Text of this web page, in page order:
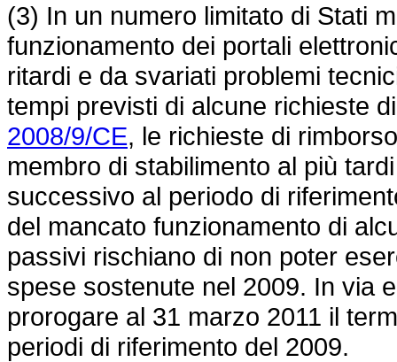
(3) In un numero limitato di Stati
funzionamento dei portali
ritardi e da svariati problemi
tempi previsti di alcune richieste
2008/9/CE, le richieste di
membro di stabilimento al più
successivo al periodo di
del mancato funzionamento di
passivi rischiano di non poter
spese sostenute nel 2009. In via
prorogare al 31 marzo 2011 il
periodi di riferimento del 2009.